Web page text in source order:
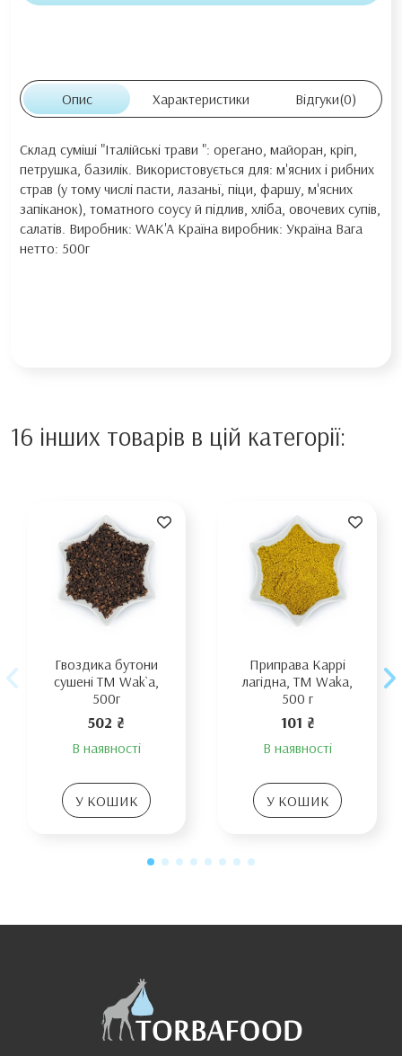
Опис Характеристики Відгуки(0)
Склад суміші "Італійські трави ": орегано, майоран, кріп,
петрушка, базилік. Використовується для: м'ясних і рибних
страв (у тому числі пасти, лазаньї, піци, фаршу, м'ясних
запіканок), томатного соусу й підлив, хліба, овочевих супів,
салатів. Виробник: WAK'A Країна виробник: Україна Вага
нетто: 500г
16 інших товарів в цій категорії:
Гвоздика бутони
сушені TM Wak`a,
500г
502 ₴
В наявності
У КОШИК
Приправа Каррі
лагідна, ТМ Waka,
500 г
101 ₴
В наявності
У КОШИК